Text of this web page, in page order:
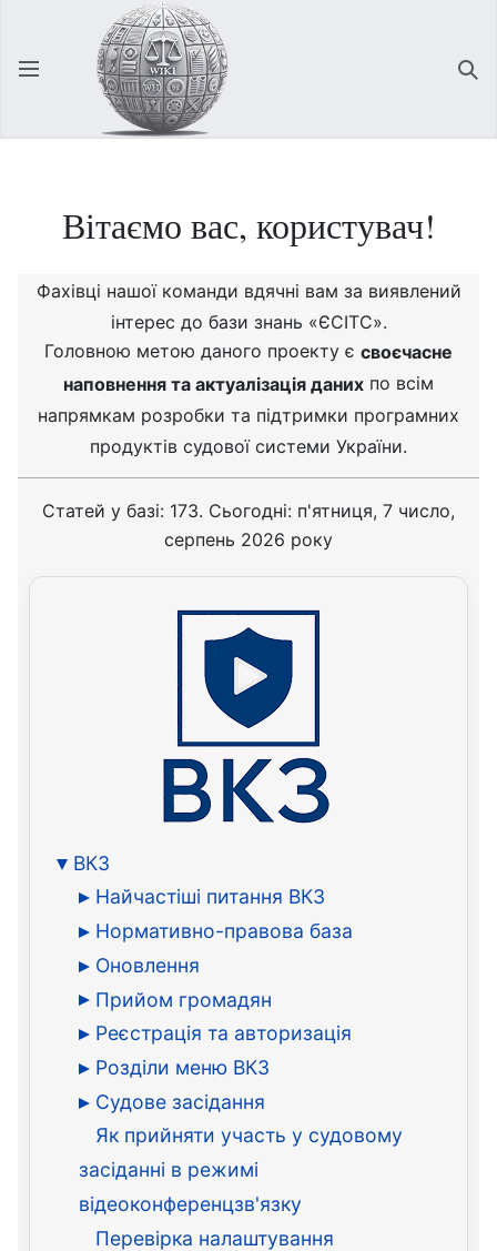
Відкрити головне меню
Вітаємо вас, користувач!
Фахівці нашої команди вдячні вам за виявлений
інтерес до бази знань «ЄСІТС».
Головною метою даного проекту є своєчасне
наповнення та актуалізація даних по всім
напрямкам розробки та підтримки програмних
продуктів судової системи України.
Статей у базі: 173. Сьогодні: п'ятниця, 7 число,
серпень 2026 року
ВКЗ
Найчастіші питання ВКЗ
Нормативно-правова база
Оновлення
Прийом громадян
Реєстрація та авторизація
Розділи меню ВКЗ
Судове засідання
Як прийняти участь у судовому
засіданні в режимі
відеоконференцзв'язку
Перевірка налаштування